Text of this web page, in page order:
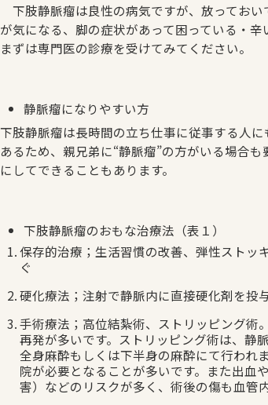
下肢静脈瘤は良性の病気ですが、放ってお
が気になる、脚の症状があって困っている・辛
まずは専門医の診療を受けてみてください。
静脈瘤になりやすい方
下肢静脈瘤は長時間の立ち仕事に従事する人
あるため、親兄弟に“静脈瘤”の方がいる場合
にしてできることもあります。
下肢静脈瘤のおもな治療法（表１）
保存的治療；生活習慣の改善、弾性ストッ
ぐ
硬化療法；注射で静脈内に直接硬化剤を投
手術療法；高位結紮術、ストリッピング術
再発が多いです。ストリッピング術は、静
全身麻酔もしくは下半身の麻酔にて行われ
院が必要となることが多いです。また出血
害）などのリスクが多く、術後の傷も血管